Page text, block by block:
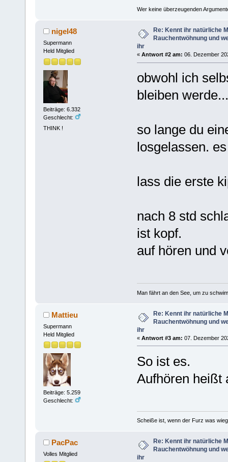
Wer keine überzeugenden
nigel48
Supermann
Held Mitglied
Beiträge: 6.332
Geschlecht:
THINK !
Re: Kennt ihr natürliche
Rauchentwöhnung und
ihr
« Antwort #2 am: 06. Dezember
obwohl ich
bleiben werde...
so lange du
losgelassen.
lass die erste
nach 8 std
ist kopf.
auf hören und
Man fährt an den See, um zu
Mattieu
Supermann
Held Mitglied
Beiträge: 5.259
Geschlecht:
Re: Kennt ihr natürliche
Rauchentwöhnung und
ihr
« Antwort #3 am: 07. Dezember
So ist es.
Aufhören heißt
Scheiße ist, wenn der Furz was
PacPac
Volles Mitglied
Re: Kennt ihr natürliche
Rauchentwöhnung und
ihr